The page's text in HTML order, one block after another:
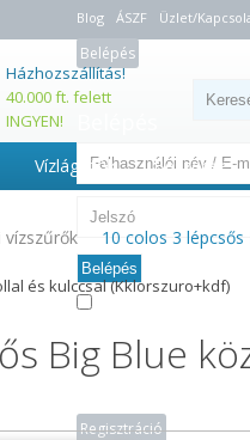
Blog ÁSZF Üzlet/
Belépés
Belépés
Emlékezzen rám
Regisztráció
Házhozszállítás!
40.000 ft. felett
INGYEN!
Vízlágyítók Beszerelés -
vízszűrők 10 colos 3
és kulccsal (Kklorszuro+kdf)
Big Blue